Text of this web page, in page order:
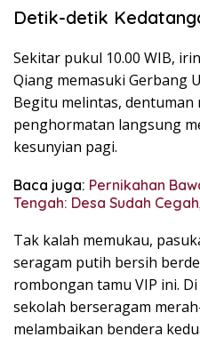
r
s
i
!
Detik-detik
Sekitar pukul 10.00 WIB,
Qiang memasuki Gerbang
Begitu melintas, dentuman
penghormatan langsung
kesunyian pagi.
Baca juga: Pernikahan
Tengah: Desa Sudah
Tak kalah memukau,
seragam putih bersih
rombongan tamu VIP ini.
sekolah berseragam
melambaikan bendera